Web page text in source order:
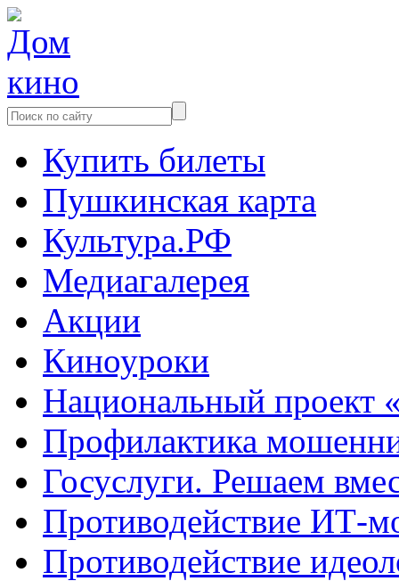
Купить билеты
Пушкинская карта
Культура.РФ
Медиагалерея
Акции
Киноуроки
Национальный проект
Профилактика
Госуслуги. Решаем
Противодействие ИТ-
Противодействие